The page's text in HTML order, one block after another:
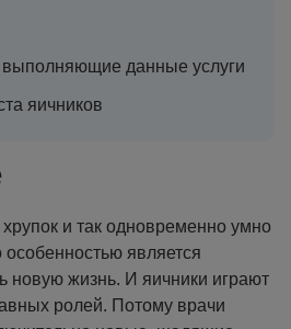
данные услуги
яичников
и так одновременно умно
является
новую жизнь. И яичники играют
ролей. Потому врачи